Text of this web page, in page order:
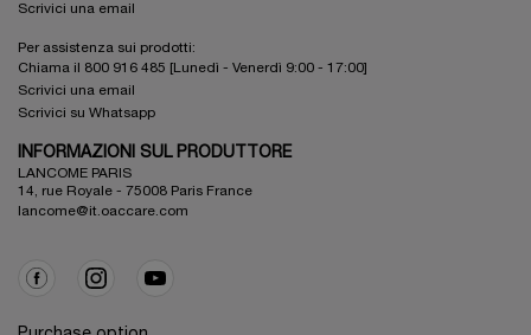
Scrivici una email
Per assistenza sui prodotti:
Chiama il 800 916 485 [Lunedì - Venerdì 9:00 - 17:00]
Scrivici una email
Scrivici su Whatsapp
INFORMAZIONI SUL PRODUTTORE
LANCOME PARIS
14, rue Royale - 75008 Paris France
lancome@it.oaccare.com